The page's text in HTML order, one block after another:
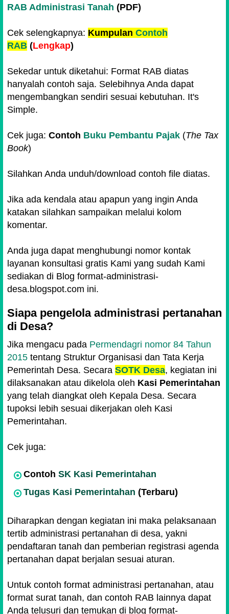
RAB Administrasi Tanah (PDF)
Cek selengkapnya: Kumpulan Contoh
RAB (Lengkap)
Sekedar untuk diketahui: Format RAB diatas
hanyalah contoh saja. Selebihnya Anda dapat
mengembangkan sendiri sesuai kebutuhan. It's
Simple.
Cek juga: Contoh Buku Pembantu Pajak (The Tax
Book)
Silahkan Anda unduh/download contoh file diatas.
Jika ada kendala atau apapun yang ingin Anda
katakan silahkan sampaikan melalui kolom
komentar.
Anda juga dapat menghubungi nomor kontak
layanan konsultasi gratis Kami yang sudah Kami
sediakan di Blog format-administrasi-
desa.blogspot.com ini.
Siapa pengelola administrasi pertanahan
di Desa?
Jika mengacu pada Permendagri nomor 84 Tahun
2015 tentang Struktur Organisasi dan Tata Kerja
Pemerintah Desa. Secara SOTK Desa, kegiatan ini
dilaksanakan atau dikelola oleh Kasi Pemerintahan
yang telah diangkat oleh Kepala Desa. Secara
tupoksi lebih sesuai dikerjakan oleh Kasi
Pemerintahan.
Cek juga:
ContohSK Kasi Pemerintahan
Tugas Kasi Pemerintahan (Terbaru)
Diharapkan dengan kegiatan ini maka pelaksanaan
tertib administrasi pertanahan di desa, yakni
pendaftaran tanah dan pemberian registrasi agenda
pertanahan dapat berjalan sesuai aturan.
Untuk contoh format administrasi pertanahan, atau
format surat tanah, dan contoh RAB lainnya dapat
Anda telusuri dan temukan di blog format-